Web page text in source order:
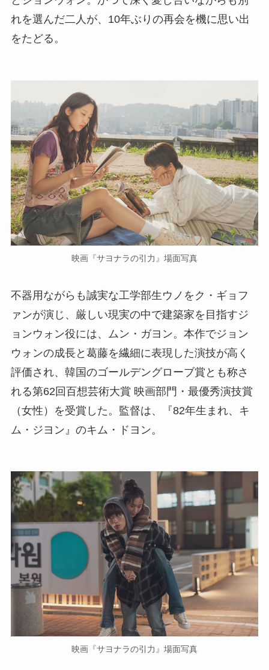
れを選んだ二人が、10年ぶりの再会を機に思い出
をたどる。
映画『サヨナラの引力』場面写真
不器用ながらも誠実な工学部生ウノをク・ギョフ
ァンが演じ、厳しい現実の中で建築家を目指すジ
ョンウォン役には、ムン・ガヨン。本作でジョン
ウォンの成長と葛藤を繊細に表現した演技が高く
評価され、韓国のゴールデングローブ賞とも称さ
れる第62回百想芸術大賞 映画部門・最優秀演技賞
（女性）を受賞した。監督は、『82年生まれ、キ
ム・ジヨン』のキム・ドヨン。
映画『サヨナラの引力』場面写真